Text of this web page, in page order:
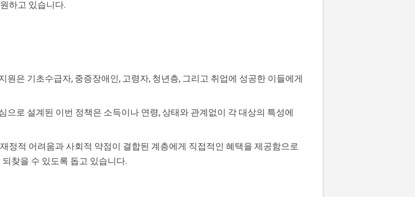
하고 있습니다.
원은 기초수급자, 중증장애인, 고령자, 청년층, 그리고 취업에 성공한 이들에게
으로 설계된 이번 정책은 소득이나 연령, 상태와 관계없이 각 대상의 특성에
정적 어려움과 사회적 약점이 결합된 계층에게 직접적인 혜택을 제공함으로
찾을 수 있도록 돕고 있습니다.